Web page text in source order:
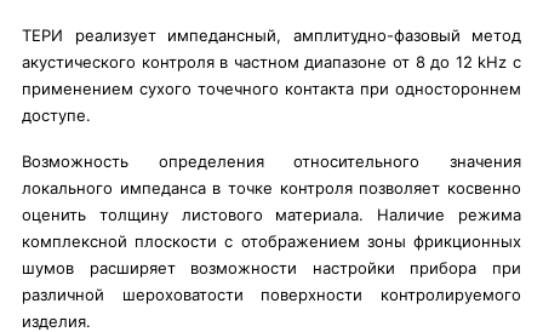
ТЕРИ реализует импедансный, амплитудно-фазовый метод
акустического контроля в частном диапазоне от 8 до 12 kHz с
применением сухого точечного контакта при одностороннем
доступе.
Возможность определения относительного значения
локального импеданса в точке контроля позволяет косвенно
оценить толщину листового материала. Наличие режима
комплексной плоскости с отображением зоны фрикционных
шумов расширяет возможности настройки прибора при
различной шероховатости поверхности контролируемого
изделия.